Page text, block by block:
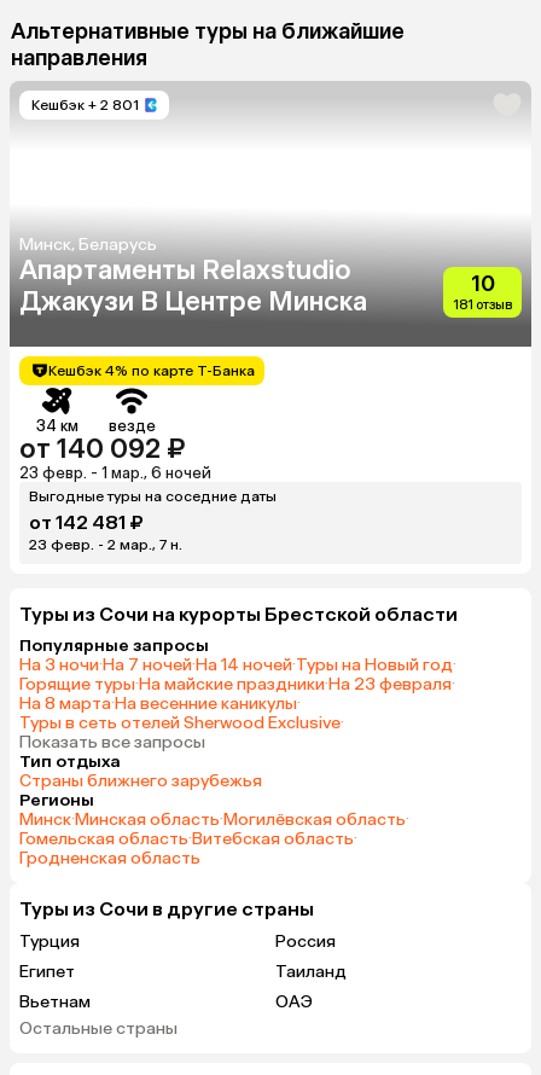
Альтернативные туры на ближайшие
направления
Кешбэк + 2 801
Минск, Беларусь
Апартаменты Relaxstudio
Джакузи В Центре Минска
10
181 отзыв
Кешбэк 4% по карте Т-Банка
34 км везде
от 140 092 ₽
23 февр. - 1 мар., 6 ночей
Выгодные туры на соседние даты
от 142 481 ₽
23 февр. - 2 мар., 7 н.
Туры из Сочи на курорты Брестской области
Популярные запросы
На 3 ночи·На 7 ночей·На 14 ночей·Туры на Новый год·
Горящие туры·На майские праздники·На 23 февраля·
На 8 марта·На весенние каникулы·
Туры в сеть отелей Sherwood Exclusive·
Показать все запросы
Тип отдыха
Страны ближнего зарубежья
Регионы
Минск·Минская область·Могилёвская область·
Гомельская область·Витебская область·
Гродненская область
Туры из Сочи в другие страны
Турция
Россия
Египет
Таиланд
Вьетнам
ОАЭ
Гонконг
Остальные страны